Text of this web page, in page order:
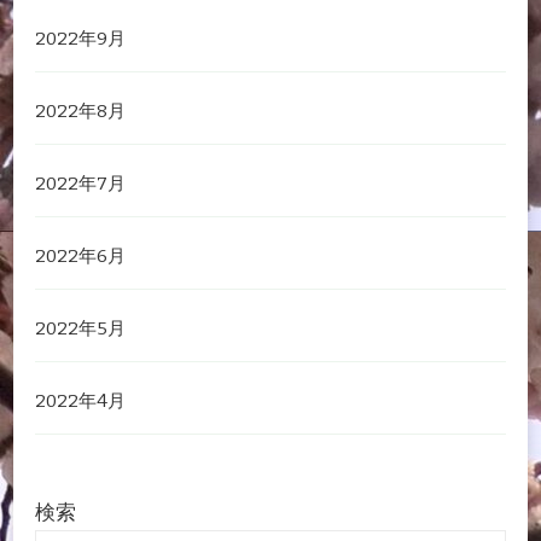
2022年9月
2022年8月
2022年7月
2022年6月
2022年5月
2022年4月
検索